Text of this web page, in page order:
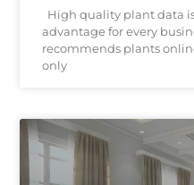
High quality plant data
advantage for every
recommends plants
only